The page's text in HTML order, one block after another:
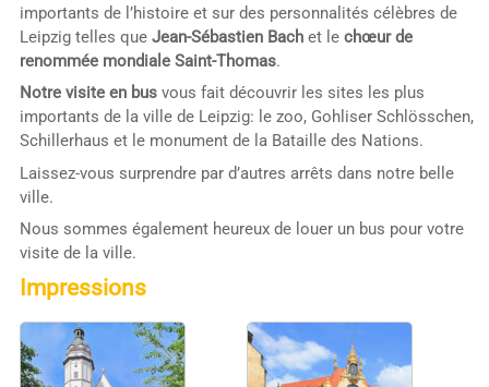
importants de l’histoire et sur des personnalités célèbres de
Leipzig telles que Jean-Sébastien Bachet le chœur de
renommée mondiale Saint-Thomas.
Notre visite en busvous fait découvrir les sites les plus
importants de la ville de Leipzig: le zoo, Gohliser Schlösschen,
Schillerhaus et le monument de la Bataille des Nations.
Laissez-vous surprendre par d’autres arrêts dans notre belle
ville.
Nous sommes également heureux de louer un bus pour votre
visite de la ville.
Impressions